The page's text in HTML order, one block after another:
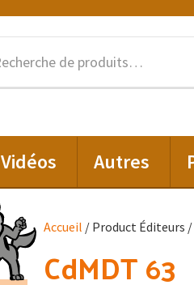
Vidéos Autres
Accueil / Product Éditeurs /
CdMDT 63